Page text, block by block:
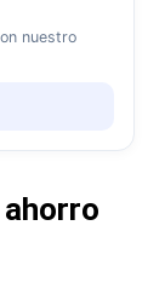
nuestro